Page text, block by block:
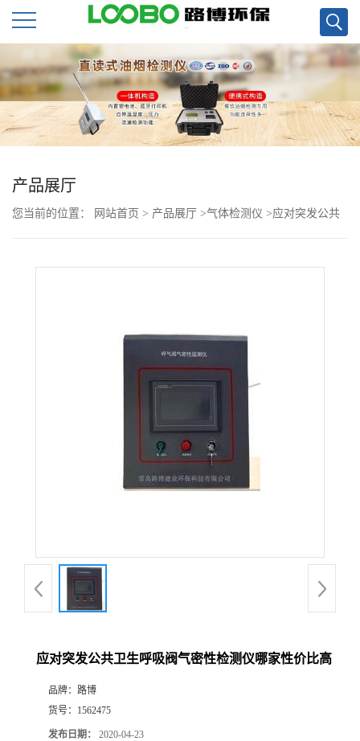
公
司
首
页
公
品
厅
产品展厅
您当前的位置： 网站首页 > 产品展厅 >气体检测仪 >应对突发公共
应对突发公共卫生呼吸阀气密性检测仪哪家性价比高
品牌： 路博
货号： 1562475
发布日期： 2020-04-23